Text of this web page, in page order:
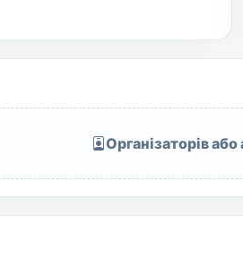
Організаторів або